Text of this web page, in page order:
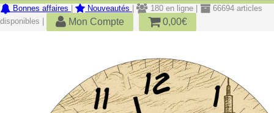
Bonnes affaires Nouveautés 180 en ligne |
66694 articles
disponibles |
Mon Compte 0,00€